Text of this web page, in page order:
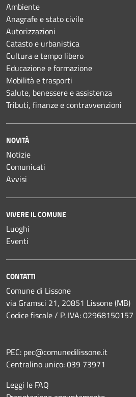
Ambiente
Anagrafe e stato civile
Autorizzazioni
Catasto e urbanistica
Cultura e tempo libero
Educazione e formazione
Mobilità e trasporti
Salute, benessere e assistenza
Tributi, finanze e contravvenzioni
NOVITÀ
Notizie
Comunicati
Avvisi
VIVERE IL COMUNE
Luoghi
Eventi
CONTATTI
Comune di Lissone
via Gramsci 21, 20851 Lissone (MB)
Codice fiscale / P. IVA:
PEC: pec@comunedilissone.it
Centralino unico:039 73971
Leggi le FAQ